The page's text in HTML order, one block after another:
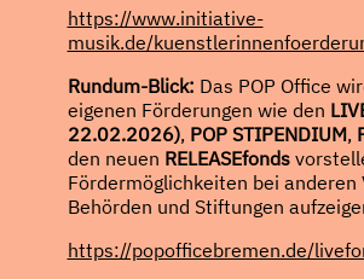
https://www.initiative-
musik.de/
Rundum-Blick: Das POP Office
eigenen Förderungen wie den
22.02.2026), POP STIPENDIUM,
den neuen RELEASEfonds
Fördermöglichkeiten bei anderen
Behörden und Stiftungen
https://popofficebremen.de/